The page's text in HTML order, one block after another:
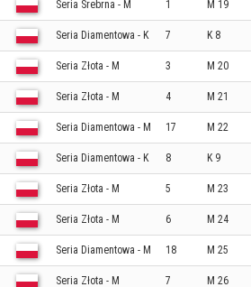
Seria Srebrna - M 1 M 19
Seria Diamentowa - K 7 K 8
Seria Złota - M 3 M 20
Seria Złota - M 4 M 21
Seria Diamentowa - M 17 M 22
Seria Diamentowa - K 8 K 9
Seria Złota - M 5 M 23
Seria Złota - M 6 M 24
Seria Diamentowa - M 18 M 25
Seria Złota - M 7 M 26